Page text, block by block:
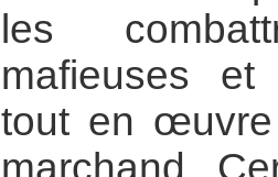
les
mafieuses et
tout en œuvre
marchand.